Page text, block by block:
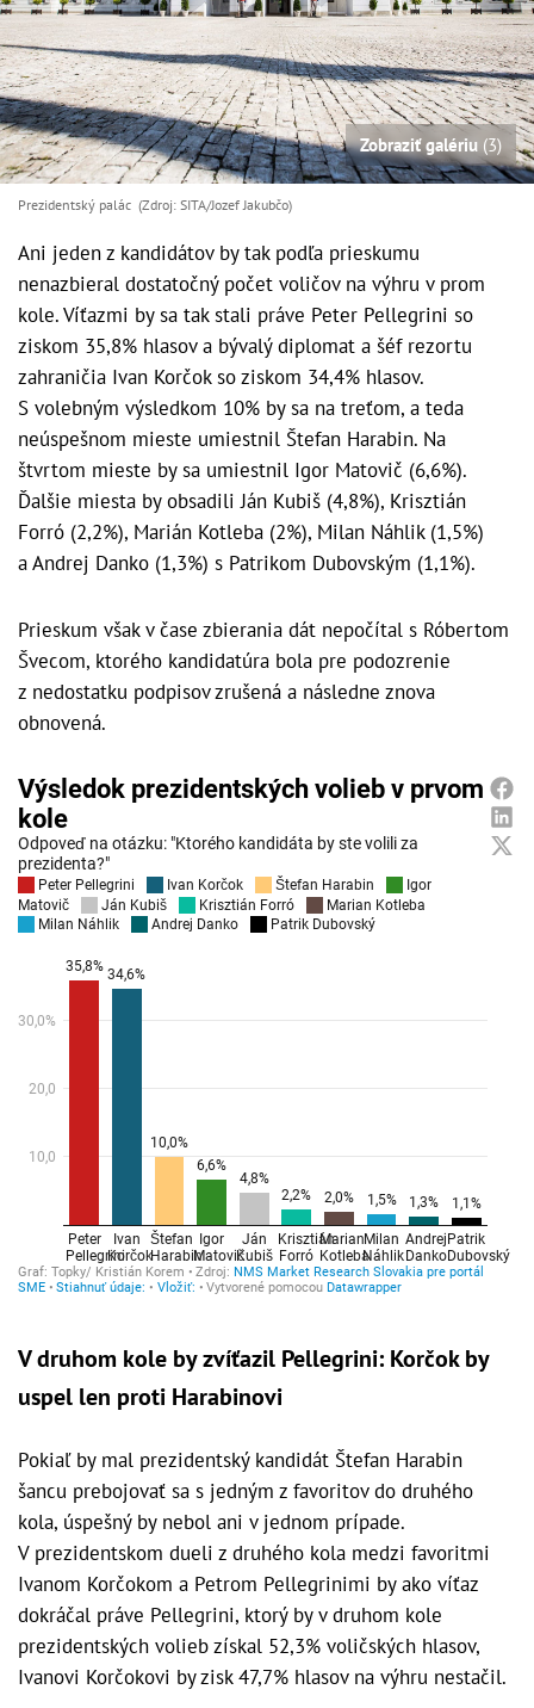
Zobraziť galériu (3)
Prezidentský palác (Zdroj: SITA/Jozef Jakubčo)
Ani jeden z kandidátov by tak podľa prieskumu
nenazbieral dostatočný počet voličov na výhru v prom
kole. Víťazmi by sa tak stali práve Peter Pellegrini so
ziskom 35,8% hlasov a bývalý diplomat a šéf rezortu
zahraničia Ivan Korčok so ziskom 34,4% hlasov.
S volebným výsledkom 10% by sa na treťom, a teda
neúspešnom mieste umiestnil Štefan Harabin. Na
štvrtom mieste by sa umiestnil Igor Matovič (6,6%).
Ďalšie miesta by obsadili Ján Kubiš (4,8%), Krisztián
Forró (2,2%), Marián Kotleba (2%), Milan Náhlik (1,5%)
a Andrej Danko (1,3%) s Patrikom Dubovským (1,1%).
Prieskum však v čase zbierania dát nepočítal s Róbertom
Švecom, ktorého kandidatúra bola pre podozrenie
z nedostatku podpisov zrušená a následne znova
obnovená.
V druhom kole by zvíťazil Pellegrini: Korčok by
uspel len proti Harabinovi
Pokiaľ by mal prezidentský kandidát Štefan Harabin
šancu prebojovať sa s jedným z favoritov do druhého
kola, úspešný by nebol ani v jednom prípade.
V prezidentskom dueli z druhého kola medzi favoritmi
Ivanom Korčokom a Petrom Pellegrinimi by ako víťaz
dokráčal práve Pellegrini, ktorý by v druhom kole
prezidentských volieb získal 52,3% voličských hlasov,
Ivanovi Korčokovi by zisk 47,7% hlasov na výhru nestačil.